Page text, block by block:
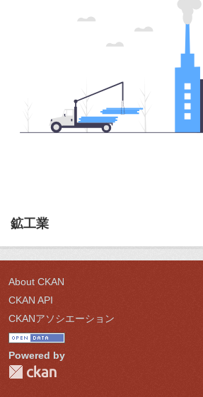
鉱工業
About CKAN
CKAN API
CKANアソシエーション
Powered by